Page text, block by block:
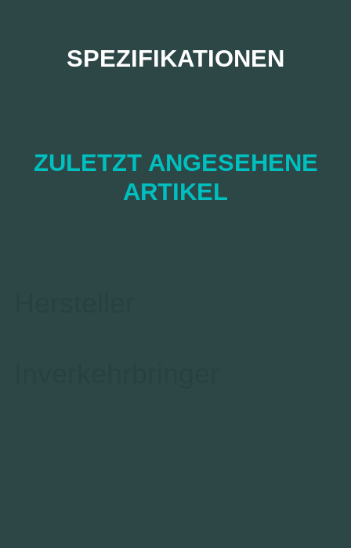
SPEZIFIKATIONEN
ZULETZT ANGESEHENE
ARTIKEL